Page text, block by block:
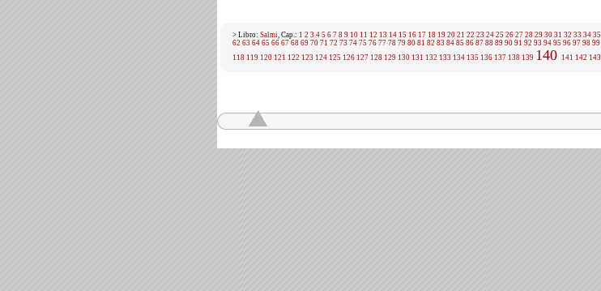
> Libro: Salmi, Cap.: 1 2 3 4 5 6 7 8 9 10 11 12 13 14 15 16 17 18 19 20 21 22 23 24 25 26 27 28 29 30 31 32 33 34 35
62 63 64 65 66 67 68 69 70 71 72 73 74 75 76 77 78 79 80 81 82 83 84 85 86 87 88 89 90 91 92 93 94 95 96 97 98 99
118 119 120 121 122 123 124 125 126 127 128 129 130 131 132 133 134 135 136 137 138 139 140 141 142 143